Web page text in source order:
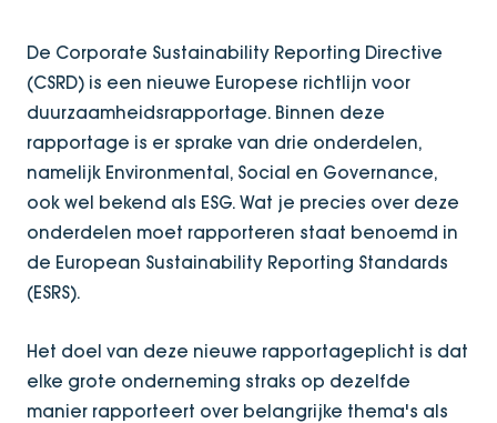
De Corporate Sustainability Reporting Directive
(CSRD) is een nieuwe Europese richtlijn voor
duurzaamheidsrapportage. Binnen deze
rapportage is er sprake van drie onderdelen,
namelijk Environmental, Social en Governance,
ook wel bekend als ESG. Wat je precies over deze
onderdelen moet rapporteren staat benoemd in
de European Sustainability Reporting Standards
(ESRS).
Het doel van deze nieuwe rapportageplicht is dat
elke grote onderneming straks op dezelfde
manier rapporteert over belangrijke thema's als